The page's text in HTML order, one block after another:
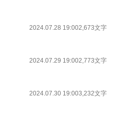
2024.07.28 19:002,673文字
2024.07.29 19:002,773文字
2024.07.30 19:003,232文字